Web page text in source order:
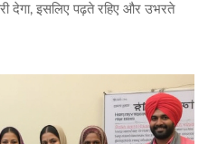
देगा, इसलिए पढ़ते रहिए और उभरते